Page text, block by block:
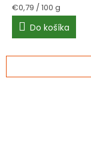
Jednotková
cena:
€0,79 / 100 g
Do košíka